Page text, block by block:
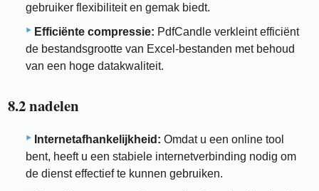
gebruiker flexibiliteit en gemak biedt.
Efficiënte compressie: PdfCandle verkleint efficiënt
de bestandsgrootte van Excel-bestanden met behoud
van een hoge datakwaliteit.
8.2 nadelen
Internetafhankelijkheid: Omdat u een online tool
bent, heeft u een stabiele internetverbinding nodig om
de dienst effectief te kunnen gebruiken.